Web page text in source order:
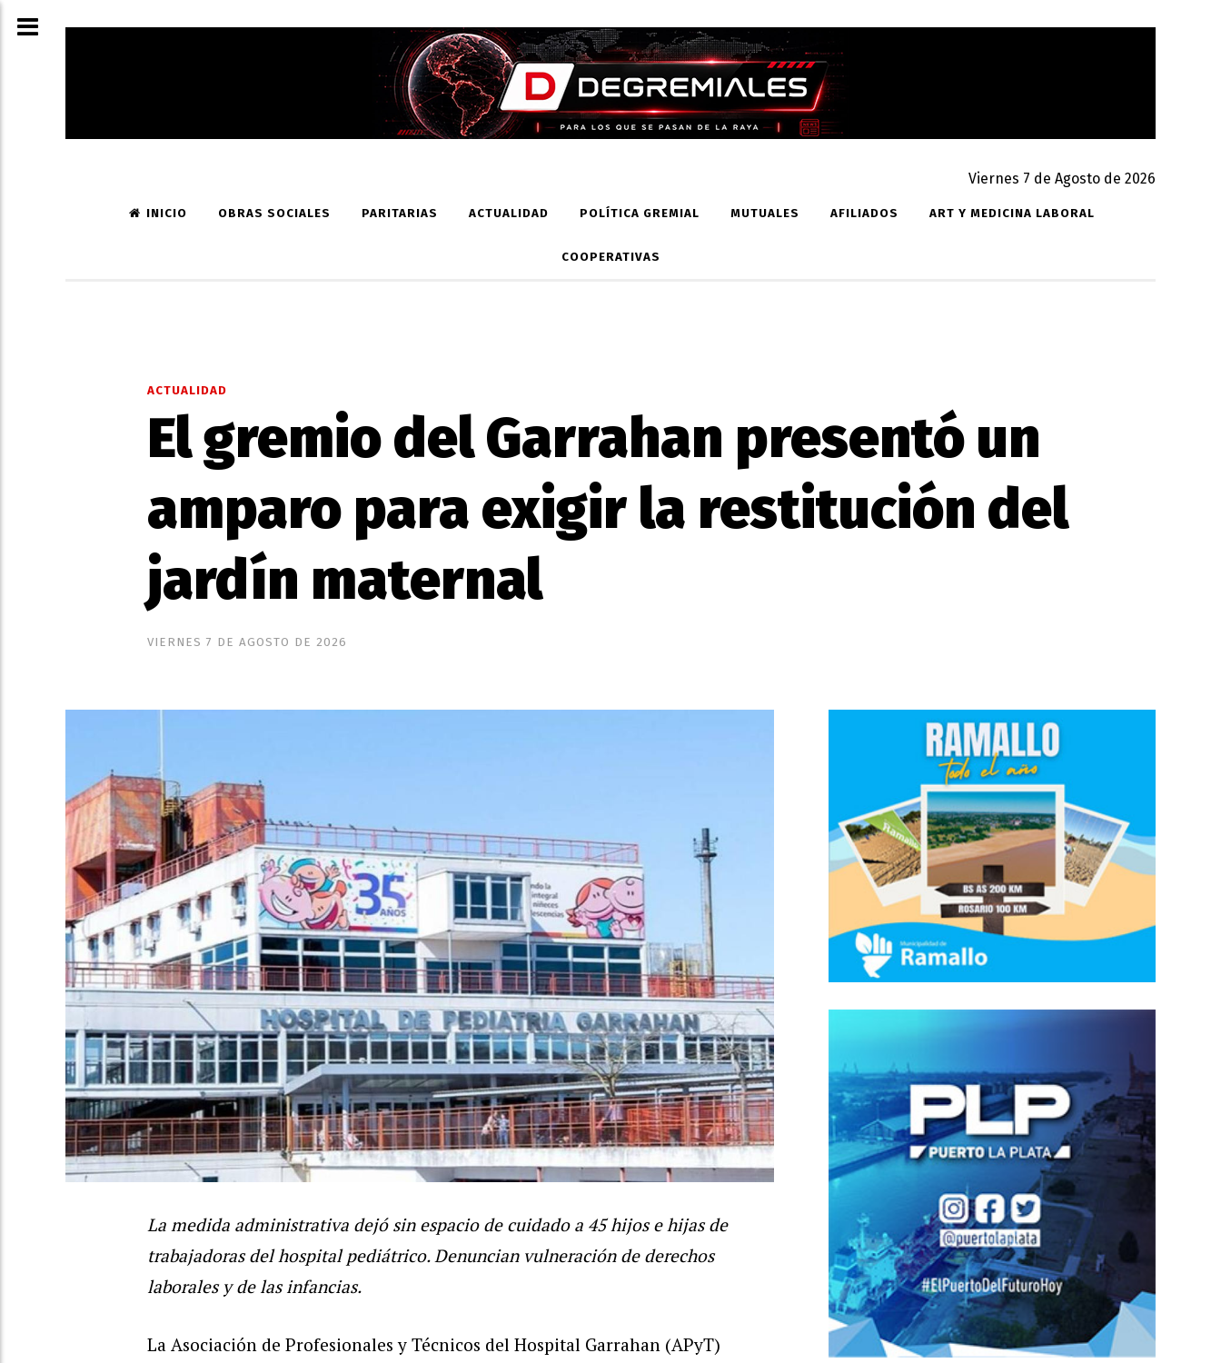
Viernes 7 de Agosto de 2026
INICIO OBRAS SOCIALES PARITARIAS ACTUALIDAD POLÍTICA GREMIAL MUTUALES AFILIADOS ART Y MEDICINA LABORAL
COOPERATIVAS
El gremio del Garrahan presentó un
amparo para exigir la restitución del
jardín maternal
ACTUALIDAD
VIERNES 7 DE AGOSTO DE 2026
La medida administrativa dejó sin espacio de cuidado a 45 hijos e hijas de
trabajadoras del hospital pediátrico. Denuncian vulneración de derechos
laborales y de las infancias.
La Asociación de Profesionales y Técnicos del Hospital Garrahan (APyT)